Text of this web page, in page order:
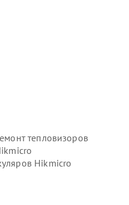
тепловизоров
Hikmicro